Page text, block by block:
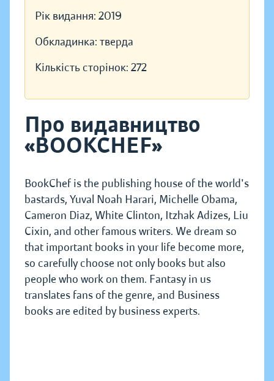
Рік видання: 2019
Обкладинка: тверда
Кількість сторінок: 272
Про видавництво
«BOOKCHEF»
BookChef is the publishing house of the world's
bastards, Yuval Noah Harari, Michelle Obama,
Cameron Diaz, White Clinton, Itzhak Adizes, Liu
Cixin, and other famous writers. We dream so
that important books in your life become more,
so carefully choose not only books but also
people who work on them. Fantasy in us
translates fans of the genre, and Business
books are edited by business experts.